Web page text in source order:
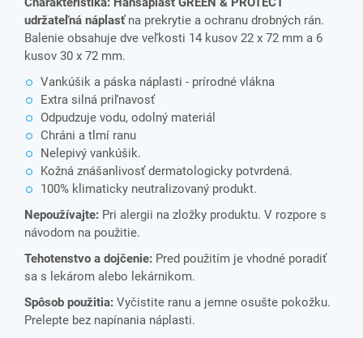
udržateľná náplasťna prekrytie a ochranu drobných rán.
Balenie obsahuje dve veľkosti 14 kusov 22 x 72 mm a 6
kusov 30 x 72 mm.
Vankúšik a páska náplasti - prírodné vlákna
Extra silná priľnavosť
Odpudzuje vodu, odolný materiál
Chráni a tlmí ranu
Nelepivý vankúšik.
Kožná znášanlivosť dermatologicky potvrdená.
100% klimaticky neutralizovaný produkt.
Nepoužívajte: Pri alergii na zložky produktu. V rozpore s
návodom na použitie.
Tehotenstvo a dojčenie: Pred použitím je vhodné poradiť
sa s lekárom alebo lekárnikom.
Spôsob použitia: Vyčistite ranu a jemne osušte pokožku.
Prelepte bez napínania náplasti.